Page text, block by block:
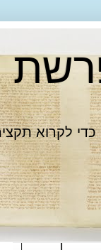
לקרוא